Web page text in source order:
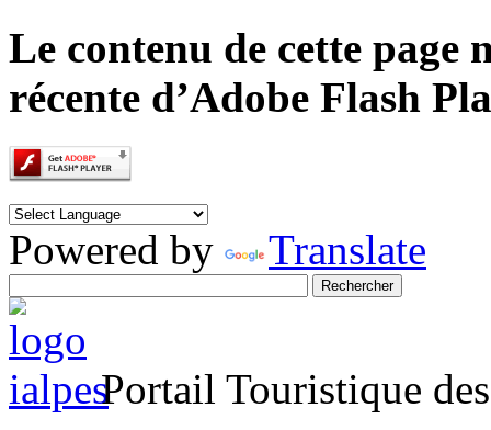
Le contenu de cette page
récente d’Adobe Flash
Powered by Translate
Portail Touristique